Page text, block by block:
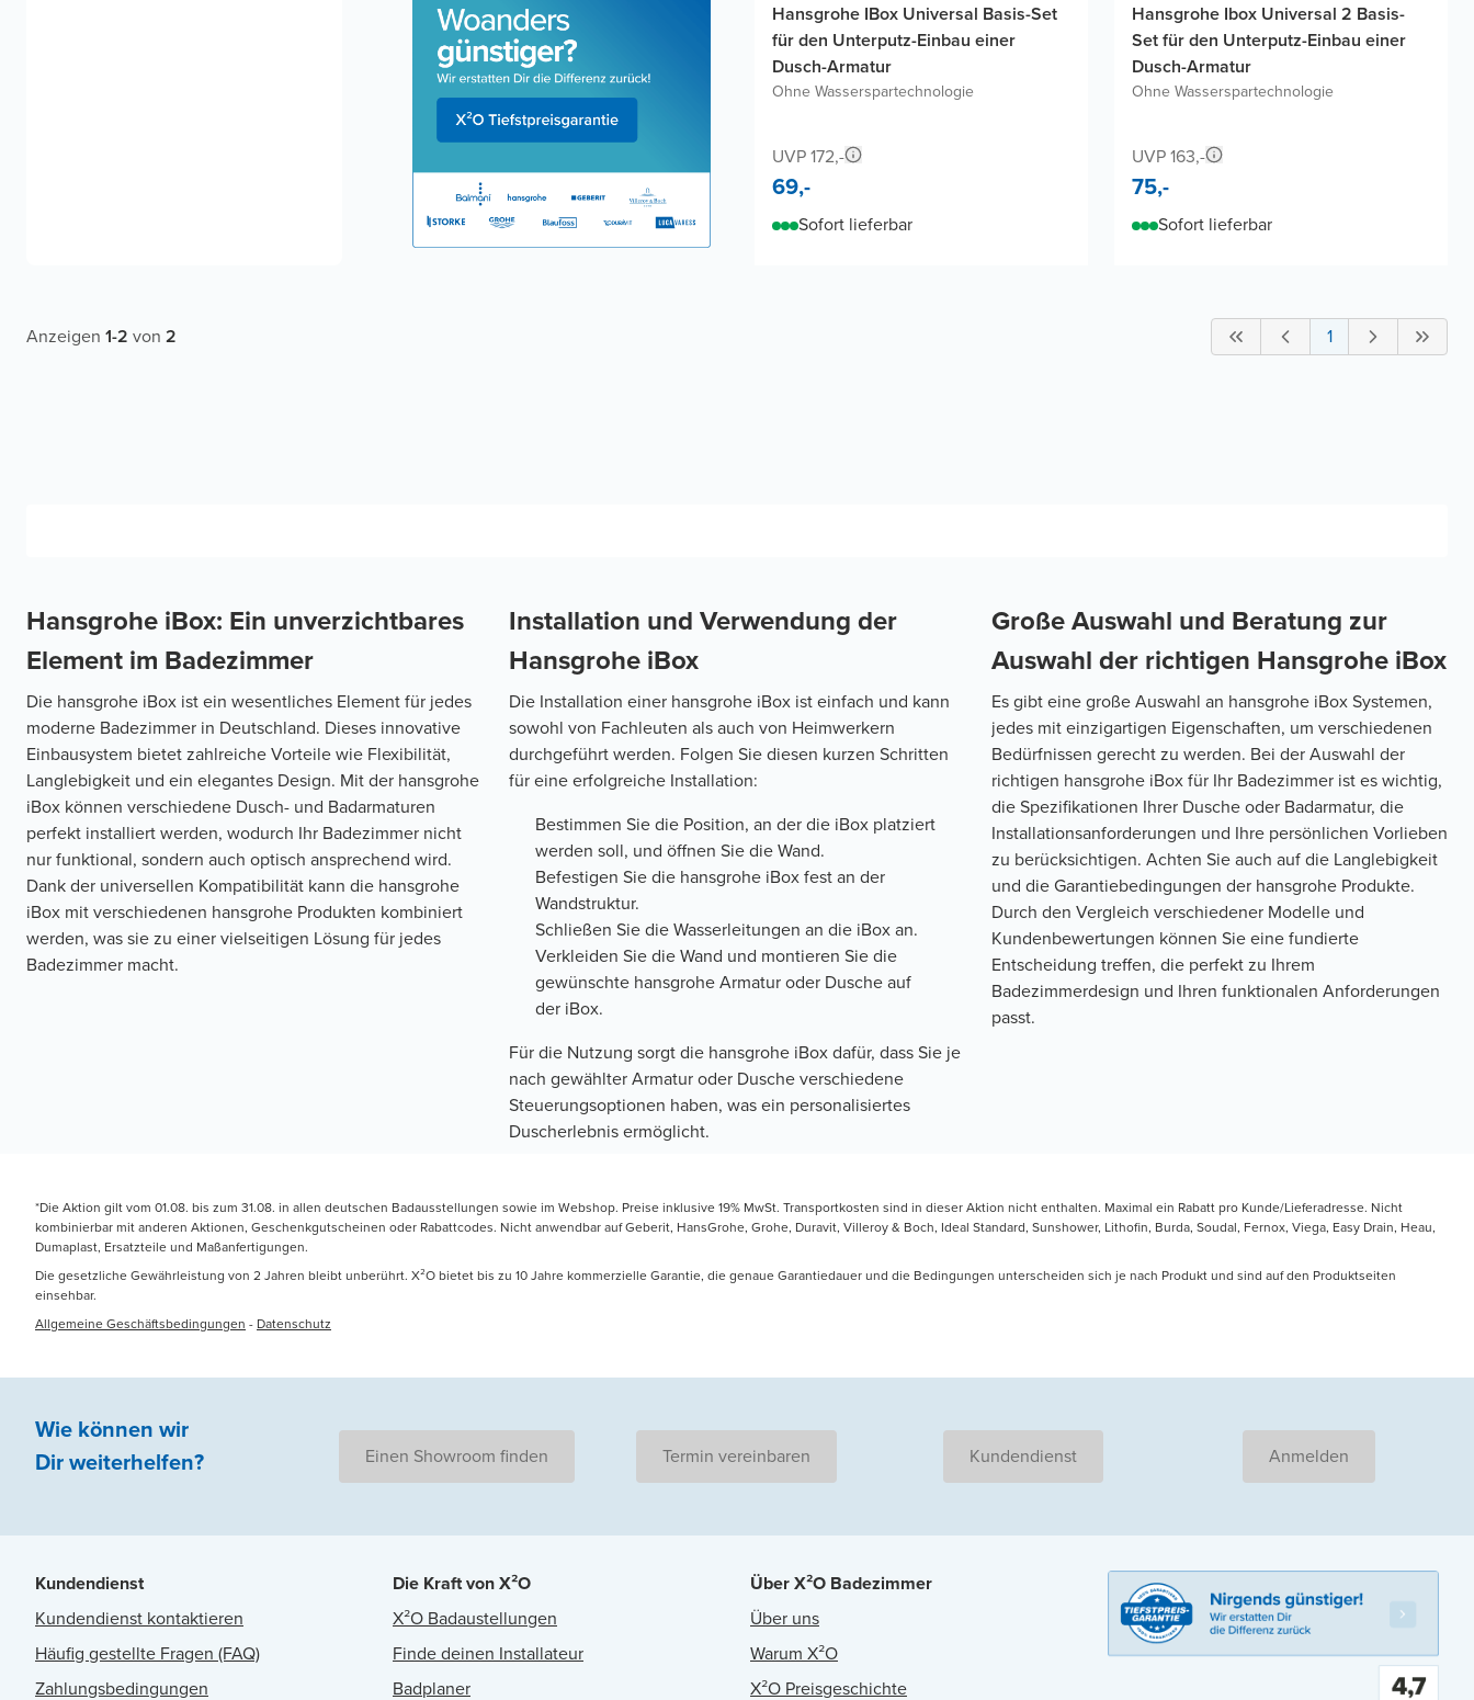
Hansgrohe IBox Universal Basis-Set
für den Unterputz-Einbau einer
Dusch-Armatur
Ohne Wasserspartechnologie
UVP 172,-
69,-
Sofort lieferbar
Hansgrohe Ibox Universal 2 Basis-
Set für den Unterputz-Einbau einer
Dusch-Armatur
Ohne Wasserspartechnologie
UVP 163,-
75,-
Sofort lieferbar
Anzeigen 1-2 von 2 1
Hansgrohe iBox: Ein unverzichtbares
Element im Badezimmer
Die hansgrohe iBox ist ein wesentliches Element für jedes
moderne Badezimmer in Deutschland. Dieses innovative
Einbausystem bietet zahlreiche Vorteile wie Flexibilität,
Langlebigkeit und ein elegantes Design. Mit der hansgrohe
iBox können verschiedene Dusch- und Badarmaturen
perfekt installiert werden, wodurch Ihr Badezimmer nicht
nur funktional, sondern auch optisch ansprechend wird.
Dank der universellen Kompatibilität kann die hansgrohe
iBox mit verschiedenen hansgrohe Produkten kombiniert
werden, was sie zu einer vielseitigen Lösung für jedes
Badezimmer macht.
Installation und Verwendung der
Hansgrohe iBox
Die Installation einer hansgrohe iBox ist einfach und kann
sowohl von Fachleuten als auch von Heimwerkern
durchgeführt werden. Folgen Sie diesen kurzen Schritten
für eine erfolgreiche Installation:
Bestimmen Sie die Position, an der die iBox platziert
werden soll, und öffnen Sie die Wand.
Befestigen Sie die hansgrohe iBox fest an der
Wandstruktur.
Schließen Sie die Wasserleitungen an die iBox an.
Verkleiden Sie die Wand und montieren Sie die
gewünschte hansgrohe Armatur oder Dusche auf
der iBox.
Für die Nutzung sorgt die hansgrohe iBox dafür, dass Sie je
nach gewählter Armatur oder Dusche verschiedene
Steuerungsoptionen haben, was ein personalisiertes
Duscherlebnis ermöglicht.
Große Auswahl und Beratung zur
Auswahl der richtigen Hansgrohe iBox
Es gibt eine große Auswahl an hansgrohe iBox Systemen,
jedes mit einzigartigen Eigenschaften, um verschiedenen
Bedürfnissen gerecht zu werden. Bei der Auswahl der
richtigen hansgrohe iBox für Ihr Badezimmer ist es wichtig,
die Spezifikationen Ihrer Dusche oder Badarmatur, die
Installationsanforderungen und Ihre persönlichen Vorlieben
zu berücksichtigen. Achten Sie auch auf die Langlebigkeit
und die Garantiebedingungen der hansgrohe Produkte.
Durch den Vergleich verschiedener Modelle und
Kundenbewertungen können Sie eine fundierte
Entscheidung treffen, die perfekt zu Ihrem
Badezimmerdesign und Ihren funktionalen Anforderungen
passt.
*Die Aktion gilt vom 01.08. bis zum 31.08. in allen deutschen Badausstellungen sowie im Webshop. Preise inklusive 19% MwSt. Transportkosten sind in dieser Aktion nicht enthalten. Maximal ein Rabatt pro Kunde/Lieferadresse. Nicht
kombinierbar mit anderen Aktionen, Geschenkgutscheinen oder Rabattcodes. Nicht anwendbar auf Geberit, HansGrohe, Grohe, Duravit, Villeroy & Boch, Ideal Standard, Sunshower, Lithofin, Burda, Soudal, Fernox, Viega, Easy Drain, Heau,
Dumaplast, Ersatzteile und Maßanfertigungen.
Die gesetzliche Gewährleistung von 2 Jahren bleibt unberührt. X²O bietet bis zu 10 Jahre kommerzielle Garantie, die genaue Garantiedauer und die Bedingungen unterscheiden sich je nach Produkt und sind auf den Produktseiten
einsehbar.
Allgemeine Geschäftsbedingungen - Datenschutz
Wie können wir
Dir weiterhelfen? Einen Showroom finden Termin vereinbaren Kundendienst Anmelden
Kundendienst
Kundendienst kontaktieren
Häufig gestellte Fragen (FAQ)
Zahlungsbedingungen
Die Kraft von X²O
X²O Badaustellungen
Finde deinen Installateur
Badplaner
Über X²O Badezimmer
Über uns
Warum X²O
X²O Preisgeschichte